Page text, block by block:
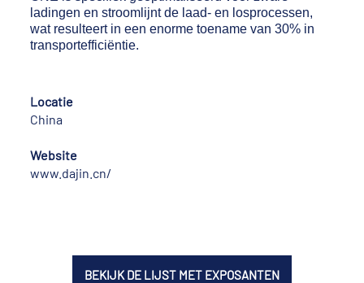
ladingen en stroomlijnt de laad- en losprocessen,
wat resulteert in een enorme toename van 30% in
transportefficiëntie.
Locatie
China
Website
www.dajin.cn/
BEKIJK DE LIJST MET EXPOSANTEN